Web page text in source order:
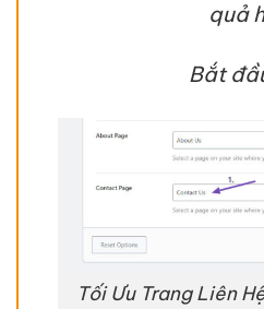
quả
Bắt
Tối Ưu Trang Liên